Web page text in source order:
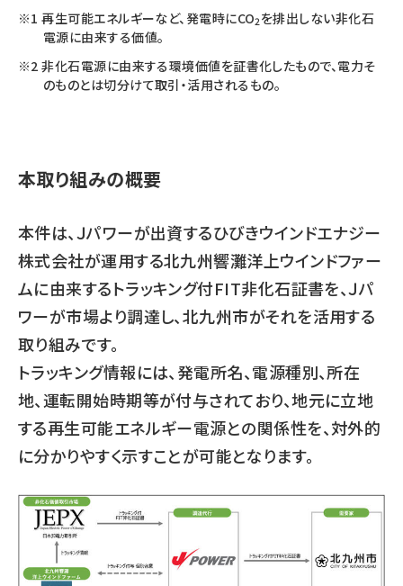
再生可能エネルギーなど、発電時にCO2を排出しない非化石
電源に由来する価値。
非化石電源に由来する環境価値を証書化したもので、電力そ
のものとは切分けて取引・活用されるもの。
本取り組みの概要
本件は、Ｊパワーが出資するひびきウインドエナジー
株式会社が運用する北九州響灘洋上ウインドファー
ムに由来するトラッキング付FIT非化石証書を、Ｊパ
ワーが市場より調達し、北九州市がそれを活用する
取り組みです。
トラッキング情報には、発電所名、電源種別、所在
地、運転開始時期等が付与されており、地元に立地
する再生可能エネルギー電源との関係性を、対外的
に分かりやすく示すことが可能となります。